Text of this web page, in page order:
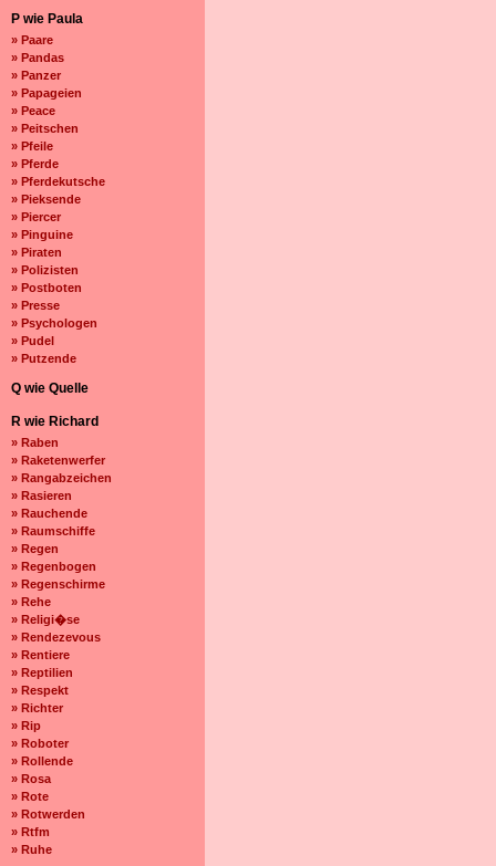
P wie Paula
» Paare
» Pandas
» Panzer
» Papageien
» Peace
» Peitschen
» Pfeile
» Pferde
» Pferdekutsche
» Pieksende
» Piercer
» Pinguine
» Piraten
» Polizisten
» Postboten
» Presse
» Psychologen
» Pudel
» Putzende
Q wie Quelle
R wie Richard
» Raben
» Raketenwerfer
» Rangabzeichen
» Rasieren
» Rauchende
» Raumschiffe
» Regen
» Regenbogen
» Regenschirme
» Rehe
» Religi�se
» Rendezevous
» Rentiere
» Reptilien
» Respekt
» Richter
» Rip
» Roboter
» Rollende
» Rosa
» Rote
» Rotwerden
» Rtfm
» Ruhe